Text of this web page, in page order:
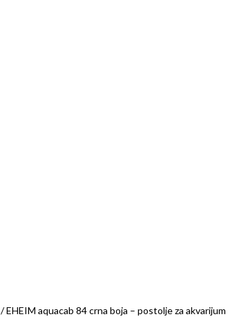
/ EHEIM aquacab 84 crna boja – postolje za akvarijum